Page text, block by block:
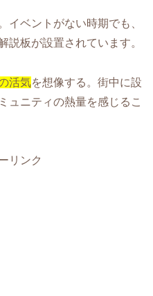
イベントがない時期でも、
説板が設置されています。
活気を想像する。街中に設
ュニティの熱量を感じるこ
リンク